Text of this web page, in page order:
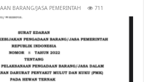
BARANG/JASA PEMERINTAH 711